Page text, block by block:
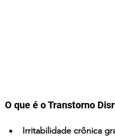
O que é o Transtorno
Irritabilidade crônica